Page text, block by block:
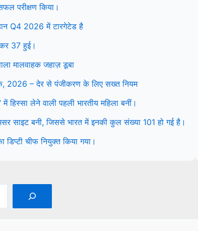
परीक्षण किया।
Q4 2026 में टारगेटेड है
37 हुई।
मालवाहक जहाज़ डूबा
2026 – देर से पंजीकरण के लिए सख्त नियम
हिस्सा लेने वाली पहली भारतीय महिला बनीं।
साइट बनी, जिससे भारत में इनकी कुल संख्या 101 हो गई है।
चीफ नियुक्त किया गया।